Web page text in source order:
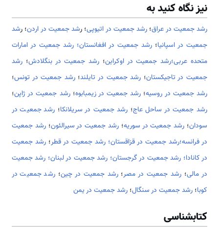
نیز نگاه کنید به
رشد جمعیت در عراق؛ رشد جمعیت در اتیوپی؛ رشد جمعیت در اردن؛ رشد
جمعیت در اسپانیا؛ رشد جمعیت در افغانستان؛ رشد جمعیت در امارات
متحده عربی؛رشد جمعیت در اوکراین؛ رشد جمعیت در بنگلادش؛ رشد
جمعیت در تاجیکستان؛ رشد جمعیت در تایلند؛رشد جمعیت در تونس؛
رشد جمعیت در روسیه؛ رشد جمعیت در زیمبابوه؛رشد جمعیت در ژاپن؛
رشد جمعیت در ساحل عاج؛ رشد جمعیت در سریلانکا؛ رشد جمعیت در
سودان؛ رشد جمعیت در سوریه؛ رشد جمعیت در سیرالئون؛رشد جمعیت
در فرانسه؛رشد جمعیت در قزاقستان؛ رشد جمعیت در قطر؛ رشد جمعیت
در کانادا؛ رشد جمعیت در گرجستان؛ رشد جمعیت در لبنان؛ رشد جمعیت
در مالی؛ رشد جمعیت در مصر؛رشد جمعیت در چین؛رشد جمعیت در
کوبا؛ رشد جمعیت در سنگال؛ رشد جمعیت در یمن
کتابشناسی